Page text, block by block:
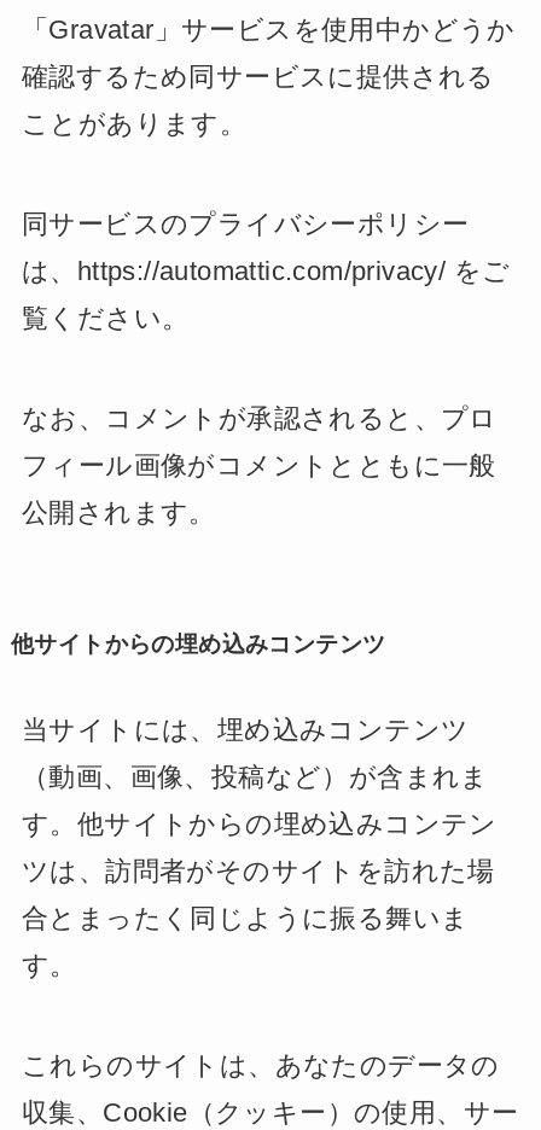
「Gravatar」サービスを使用中かどうか
確認するため同サービスに提供される
ことがあります。
同サービスのプライバシーポリシー
は、https://automattic.com/privacy/ をご
覧ください。
なお、コメントが承認されると、プロ
フィール画像がコメントとともに一般
公開されます。
他サイトからの埋め込みコンテンツ
当サイトには、埋め込みコンテンツ
（動画、画像、投稿など）が含まれま
す。他サイトからの埋め込みコンテン
ツは、訪問者がそのサイトを訪れた場
合とまったく同じように振る舞いま
す。
これらのサイトは、あなたのデータの
収集、Cookie（クッキー）の使用、サー